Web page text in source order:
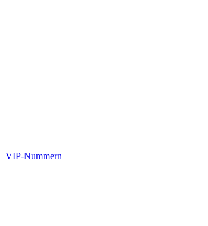
VIP-Nummern